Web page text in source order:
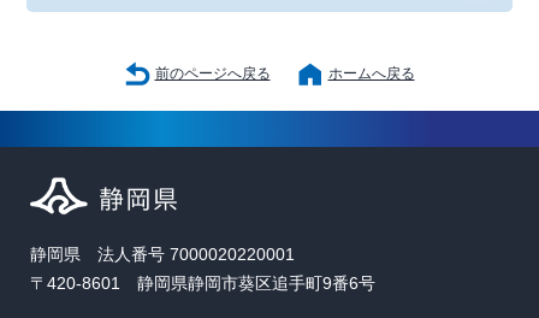
前のページへ戻る ホームへ戻る
静岡県 法人番号 7000020220001
〒420-8601 静岡県静岡市葵区追手町9番6号